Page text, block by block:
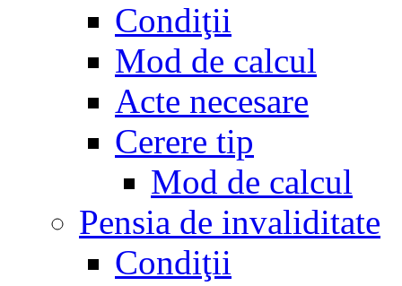
Condiţii
Mod de calcul
Acte necesare
Cerere tip
Mod de calcul
Pensia de invaliditate
Condiţii